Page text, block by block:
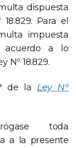
dispuesta
Para el
impuesta
acuerdo a lo
Nº 18.829.
de la Ley N°
toda
a la presente